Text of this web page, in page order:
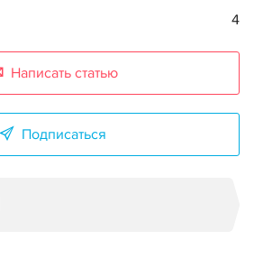
4
Написать статью
Подписаться